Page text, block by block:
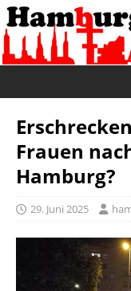
Frauen
Hamburg?
29. Juni 2025